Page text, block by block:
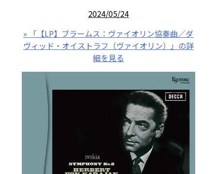
2024/05/24
» 「【LP】ブラームス：ヴァイオリン協奏曲／ダ
ヴィッド・オイストラフ（ヴァイオリン）」の詳
細を見る